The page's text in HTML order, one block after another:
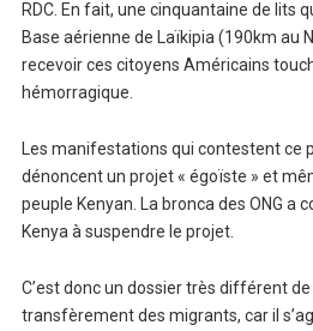
RDC. En fait, une cinquantaine de lits
Base aérienne de Laïkipia (190km au
recevoir ces citoyens Américains
hémorragique.
Les manifestations qui contestent ce
dénoncent un projet « égoïste » et
peuple Kenyan. La bronca des ONG a
Kenya à suspendre le projet.
C’est donc un dossier très différent
transfèrement des migrants, car il